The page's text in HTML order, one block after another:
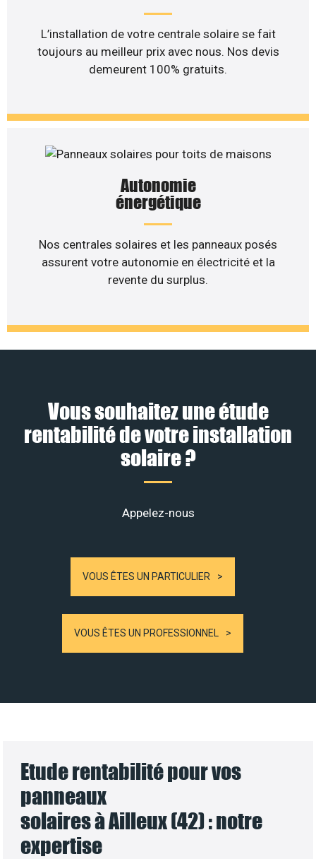
L’installation de votre centrale solaire se fait
toujours au meilleur prix avec nous. Nos devis
demeurent 100% gratuits.
Autonomie
énergétique
Nos centrales solaires et les panneaux posés
assurent votre autonomie en électricité et la
revente du surplus.
Vous souhaitez une étude
rentabilité de votre installation
solaire ?
Appelez-nous
VOUS ÊTES UN PARTICULIER
VOUS ÊTES UN PROFESSIONNEL
Etude rentabilité pour vos
panneaux
solaires à Ailleux (42) : notre
expertise